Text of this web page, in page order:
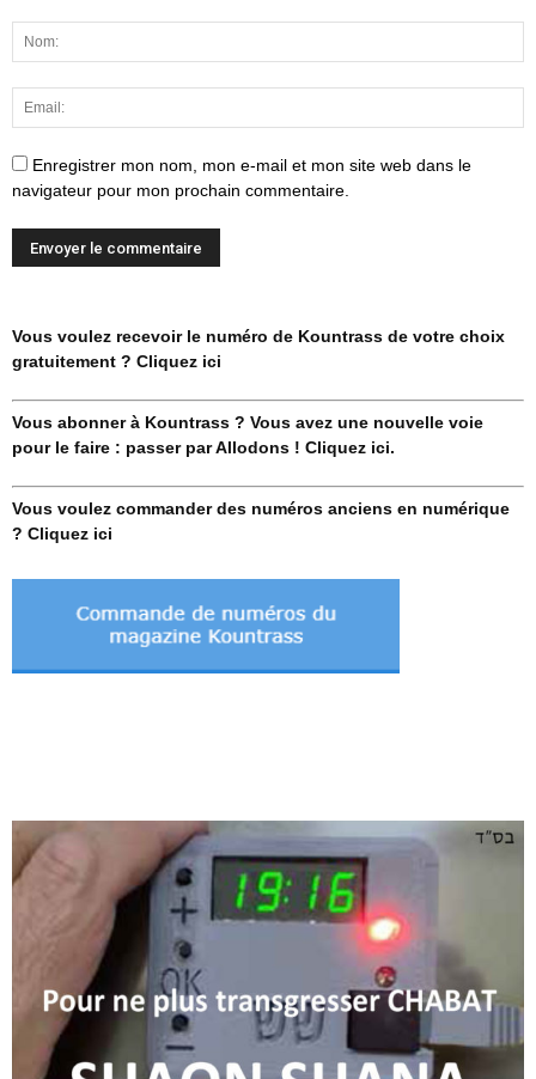
Enregistrer mon nom, mon e-mail et mon site web dans le
navigateur pour mon prochain commentaire.
Vous voulez recevoir le numéro de Kountrass de votre choix
gratuitement ? Cliquez ici
Vous abonner à Kountrass ? Vous avez une nouvelle voie
pour le faire : passer par Allodons ! Cliquez ici.
Vous voulez commander des numéros anciens en numérique
? Cliquez ici